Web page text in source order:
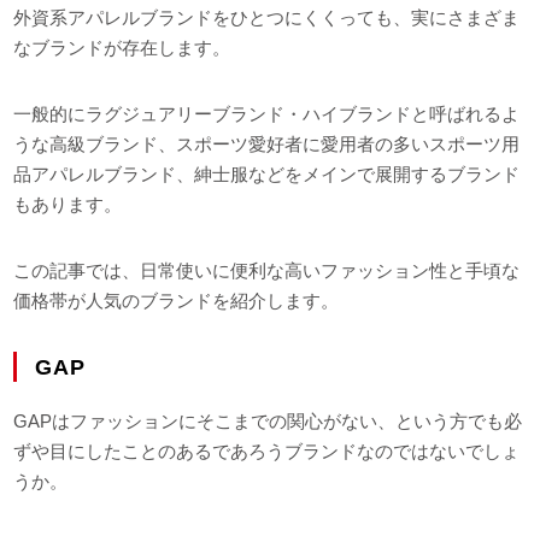
外資系アパレルブランドをひとつにくくっても、実にさまざま
なブランドが存在します。
一般的にラグジュアリーブランド・ハイブランドと呼ばれるよ
うな高級ブランド、スポーツ愛好者に愛用者の多いスポーツ用
品アパレルブランド、紳士服などをメインで展開するブランド
もあります。
この記事では、日常使いに便利な高いファッション性と手頃な
価格帯が人気のブランドを紹介します。
GAP
GAPはファッションにそこまでの関心がない、という方でも必
ずや目にしたことのあるであろうブランドなのではないでしょ
うか。